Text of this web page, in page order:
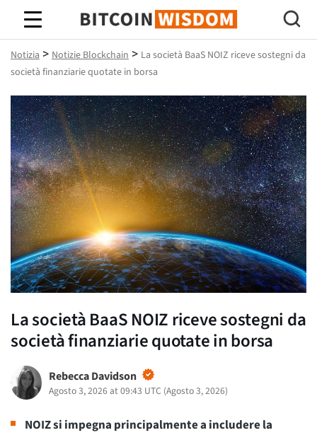
Saggezza Bitcoin
Notizia > Notizie Blockchain > La società BaaS NOIZ riceve sostegni da
società finanziarie quotate in borsa
La società BaaS NOIZ riceve sostegni da
società finanziarie quotate in borsa
Rebecca Davidson
Agosto 3, 2026 at 09:43 UTC (Agosto 3, 2026)
NOIZ si impegna principalmente a includere la